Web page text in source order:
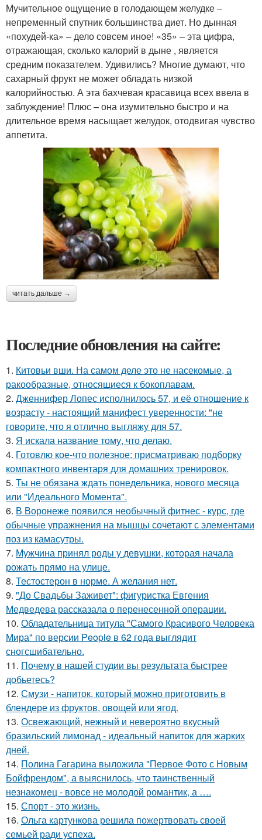
Мучительное ощущение в голодающем желудке –
непременный спутник большинства диет. Но дынная
«похудей-ка» – дело совсем иное! «35» – эта цифра,
отражающая, сколько калорий в дыне , является
средним показателем. Удивились? Многие думают, что
сахарный фрукт не может обладать низкой
калорийностью. А эта бахчевая красавица всех ввела в
заблуждение! Плюс – она изумительно быстро и на
длительное время насыщает желудок, отодвигая чувство
аппетита.
читать дальше →
Последние обновления на сайте:
1. Китовьи вши. На самом деле это не насекомые, а
ракообразные, относящиеся к бокоплавам.
2. Дженнифер Лопес исполнилось 57, и её отношение к
возрасту - настоящий манифест уверенности: "не
говорите, что я отлично выгляжу для 57.
3. Я искала название тому, что делаю.
4. Готовлю кое-что полезное: присматриваю подборку
компактного инвентаря для домашних тренировок.
5. Ты не обязана ждать понедельника, нового месяца
или "Идеального Момента".
6. В Воронеже появился необычный фитнес - курс, где
обычные упражнения на мышцы сочетают с элементами
поз из камасутры.
7. Мужчина принял роды у девушки, которая начала
рожать прямо на улице.
8. Тестостерон в норме. А желания нет.
9. "До Свадьбы Заживет": фигуристка Евгения
Медведева рассказала о перенесенной операции.
10. Обладательница титула "Самого Красивого Человека
Мира" по версии People в 62 года выглядит
сногсшибательно.
11. Почему в нашей студии вы результата быстрее
добьетесь?
12. Смузи - напиток, который можно приготовить в
блендере из фруктов, овощей или ягод.
13. Освежающий, нежный и невероятно вкусный
бразильский лимонад - идеальный напиток для жарких
дней.
14. Полина Гагарина выложила "Первое Фото с Новым
Бойфрендом", а выяснилось, что таинственный
незнакомец - вовсе не молодой романтик, а ….
15. Спорт - это жизнь.
16. Ольга картункова решила пожертвовать своей
семьей ради успеха.